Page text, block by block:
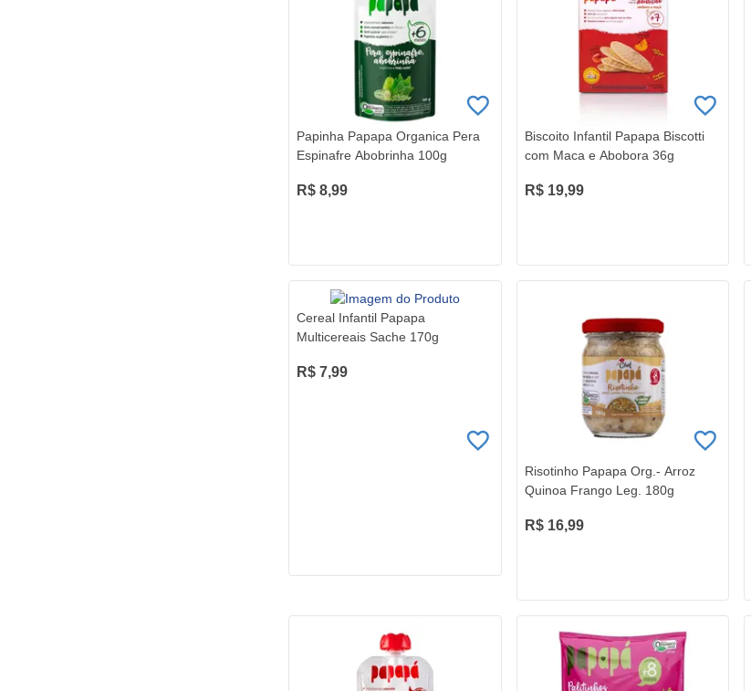
Papinha Papapa Organica Pera
Espinafre Abobrinha 100g
R$ 8,99
Biscoito Infantil Papapa Biscotti
com Maca e Abobora 36g
R$ 19,99
Cereal Infantil Papapa
Multicereais Sache 170g
R$ 7,99
Risotinho Papapa Org.- Arroz
Quinoa Frango Leg. 180g
R$ 16,99